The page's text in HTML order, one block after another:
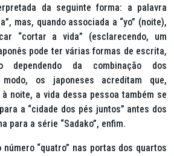
da seguinte forma: a palavra
mas, quando associada a “yo” (noite),
“cortar a vida” (esclarecendo, um
pode ter várias formas de escrita,
dependendo da combinação dos
modo, os japoneses acreditam que,
noite, a vida dessa pessoa também se
a “cidade dos pés juntos” antes dos
para a série “Sadako”, enfim.
“quatro” nas portas dos quartos